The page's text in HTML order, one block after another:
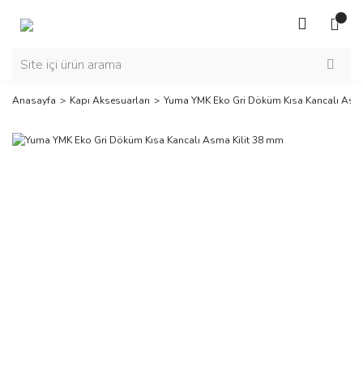
Anasayfa Kapı Aksesuarları Yuma YMK Eko Gri Döküm Kısa Kancalı